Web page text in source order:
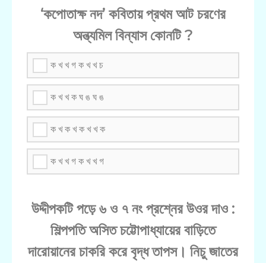
‘কপোতাক্ষ নদ’ কবিতায় প্রথম আট চরণের
অন্ত্যমিল বিন্যাস কোনটি ?
ক খ খ গ ক খ খ চ
ক খ খ ক ঘ ঙ ঘ ঙ
ক খ ক খ ক খ খ ক
ক খ খ গ ক খ খ গ
উদ্দীপকটি পড়ে ৬ ও ৭ নং প্রশ্নের উওর দাও :
শিল্পপতি অসিত চট্টোপাধ্যায়ের বাড়িতে
দারোয়ানের চাকরি করে বৃদ্ধ তাপস। নিচু জাতের